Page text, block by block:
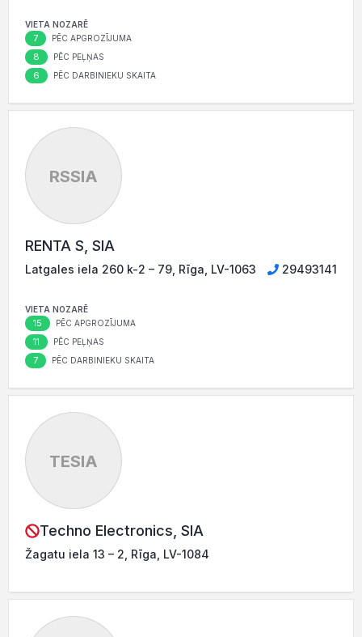
VIETA NOZARĒ
7 PĒC APGROZĪJUMA
8 PĒC PEĻŅAS
6 PĒC DARBINIEKU SKAITA
RSSIA
RENTA S, SIA
Latgales iela 260 k-2 – 79, Rīga, LV-1063 29493141
VIETA NOZARĒ
15 PĒC APGROZĪJUMA
11 PĒC PEĻŅAS
7 PĒC DARBINIEKU SKAITA
TESIA
Techno Electronics, SIA
Žagatu iela 13 – 2, Rīga, LV-1084